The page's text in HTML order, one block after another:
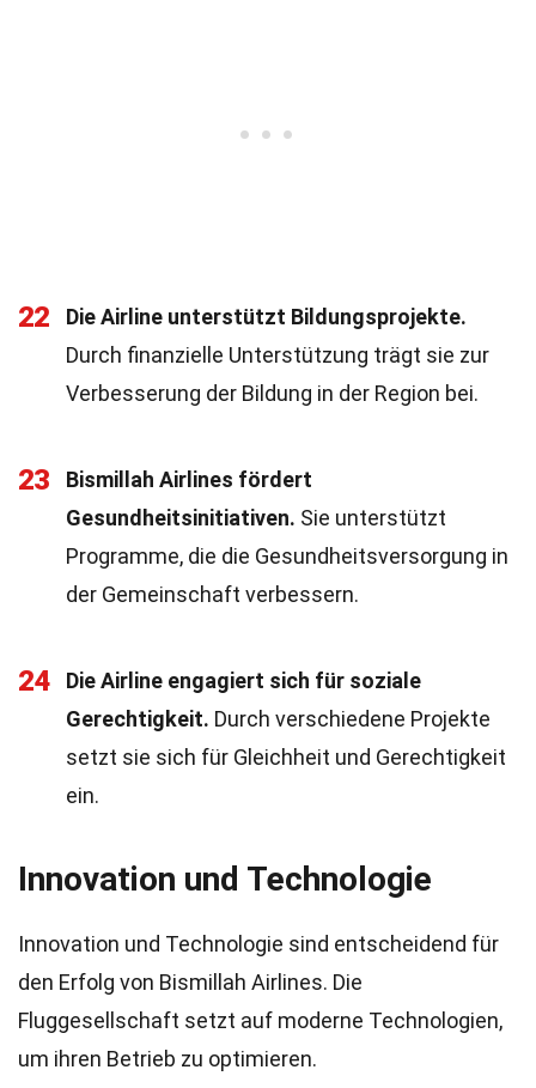
22
Die Airline unterstützt Bildungsprojekte.
Durch finanzielle Unterstützung trägt sie zur
Verbesserung der Bildung in der Region bei.
23
Bismillah Airlines fördert
Gesundheitsinitiativen. Sie unterstützt
Programme, die die Gesundheitsversorgung in
der Gemeinschaft verbessern.
24
Die Airline engagiert sich für soziale
Gerechtigkeit. Durch verschiedene Projekte
setzt sie sich für Gleichheit und Gerechtigkeit
ein.
Innovation und Technologie
Innovation und Technologie sind entscheidend für
den Erfolg von Bismillah Airlines. Die
Fluggesellschaft setzt auf moderne Technologien,
um ihren Betrieb zu optimieren.